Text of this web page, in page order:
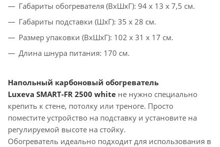
Габариты обогревателя (ВxШxГ): 94 x 13 x 7,5 см.
Габариты подставки (ШxГ): 35 x 28 см.
Размер упаковки (ВхШxГ): 102 x 31 x 17 см.
Длина шнура питания: 170 см.
Напольный карбоновый обогреватель
Luxevа SMART-FR 2500 white не нужно специально
крепить к стене, потолку или треноге. Просто
поместите устройство на подставку и установите на
регулируемой высоте на стойку.
Обогреватель идеально подходит для использования в